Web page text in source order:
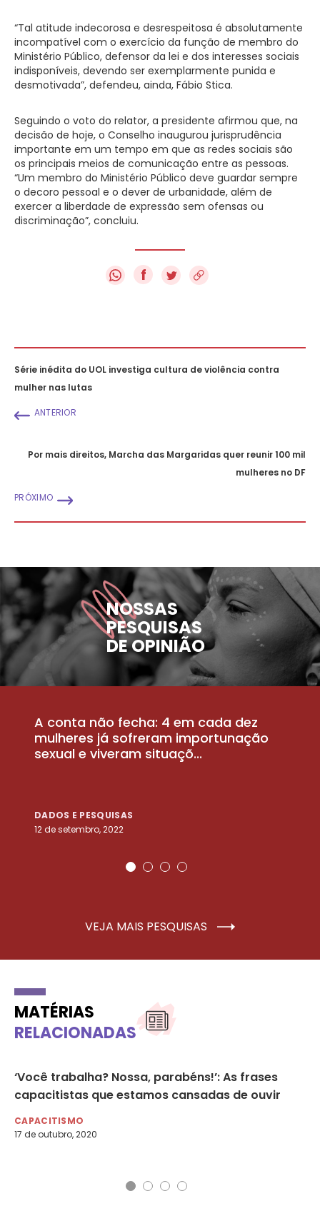
“Tal atitude indecorosa e desrespeitosa é absolutamente
incompatível com o exercício da função de membro do
Ministério Público, defensor da lei e dos interesses sociais
indisponíveis, devendo ser exemplarmente punida e
desmotivada”, defendeu, ainda, Fábio Stica.
Seguindo o voto do relator, a presidente afirmou que, na
decisão de hoje, o Conselho inaugurou jurisprudência
importante em um tempo em que as redes sociais são
os principais meios de comunicação entre as pessoas.
“Um membro do Ministério Público deve guardar sempre
o decoro pessoal e o dever de urbanidade, além de
exercer a liberdade de expressão sem ofensas ou
discriminação”, concluiu.
f
Série inédita do UOL investiga cultura de violência contra
mulher nas lutas
ANTERIOR
Por mais direitos, Marcha das Margaridas quer reunir 100 mil
mulheres no DF
PRÓXIMO
NOSSAS
PESQUISAS
DE OPINIÃO
A conta não fecha: 4 em cada dez
mulheres já sofreram importunação
sexual e viveram situaçõ...
DADOS E PESQUISAS
12 de setembro, 2022
VEJA MAIS PESQUISAS
MATÉRIAS
RELACIONADAS
‘Você trabalha? Nossa, parabéns!’: As frases
capacitistas que estamos cansadas de ouvir
CAPACITISMO
17 de outubro, 2020